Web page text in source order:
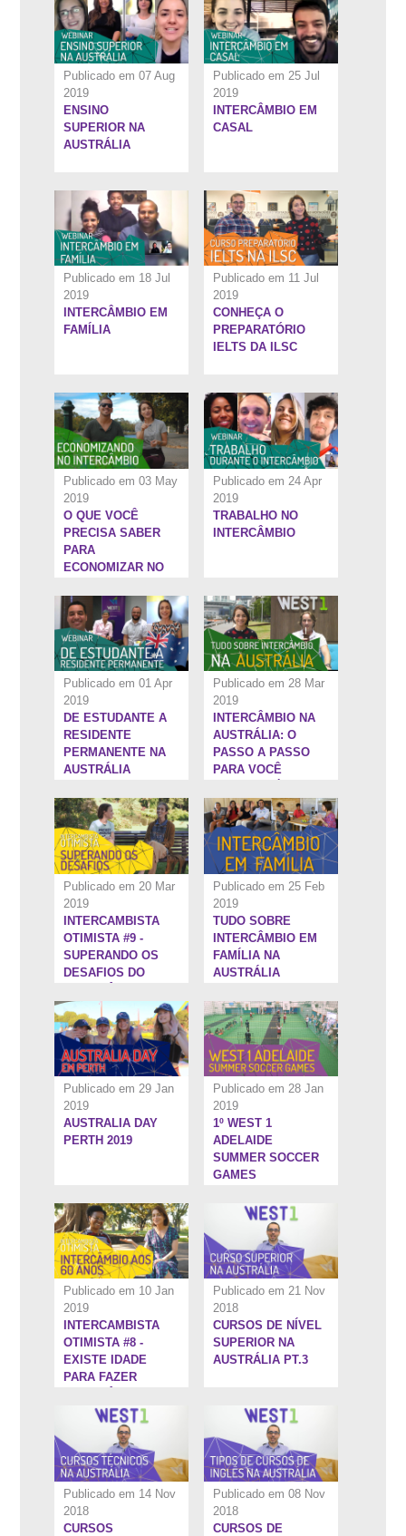
Publicado em 07 Aug
2019
ENSINO
SUPERIOR NA
AUSTRÁLIA
Publicado em 25 Jul
2019
INTERCÂMBIO EM
CASAL
Publicado em 18 Jul
2019
1:35:12''
INTERCÂMBIO EM
FAMÍLIA
Publicado em 11 Jul
2019
CONHEÇA O
PREPARATÓRIO
IELTS DA ILSC
Publicado em 03 May
2019
O QUE VOCÊ
PRECISA SABER
PARA
ECONOMIZAR NO
INTERCÂMBIO
PARA AUSTRÁLIA!
Publicado em 24 Apr
2019
1:53:52''
TRABALHO NO
INTERCÂMBIO
Publicado em 01 Apr
2019
1:44:47''
DE ESTUDANTE A
RESIDENTE
PERMANENTE NA
AUSTRÁLIA
Publicado em 28 Mar
2019
26:29''
INTERCÂMBIO NA
AUSTRÁLIA: O
PASSO A PASSO
PARA VOCÊ
2019!
Publicado em 20 Mar
2019
INTERCAMBISTA
OTIMISTA #9 -
SUPERANDO OS
DESAFIOS DO
Publicado em 25 Feb
2019
28:33''
TUDO SOBRE
INTERCÂMBIO EM
FAMÍLIA NA
AUSTRÁLIA
Publicado em 29 Jan
2019
AUSTRALIA DAY
PERTH 2019
Publicado em 28 Jan
2019
13:2''
1º WEST 1
ADELAIDE
SUMMER SOCCER
GAMES
Publicado em 10 Jan
2019
INTERCAMBISTA
OTIMISTA #8 -
EXISTE IDADE
PARA FAZER
Publicado em 21 Nov
2018
CURSOS DE NÍVEL
SUPERIOR NA
AUSTRÁLIA PT.3
Publicado em 14 Nov
2018
CURSOS
Publicado em 08 Nov
2018
CURSOS DE